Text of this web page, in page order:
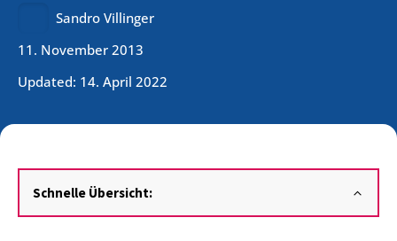
Sandro Villinger
11. November 2013
Updated: 14. April 2022
Schnelle Übersicht: